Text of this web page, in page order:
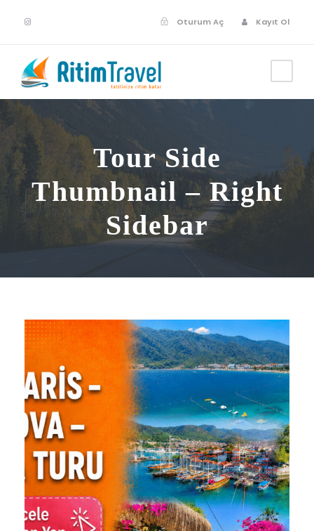
Oturum Aç Kayıt Ol
Tour Side
Thumbnail – Right
Sidebar